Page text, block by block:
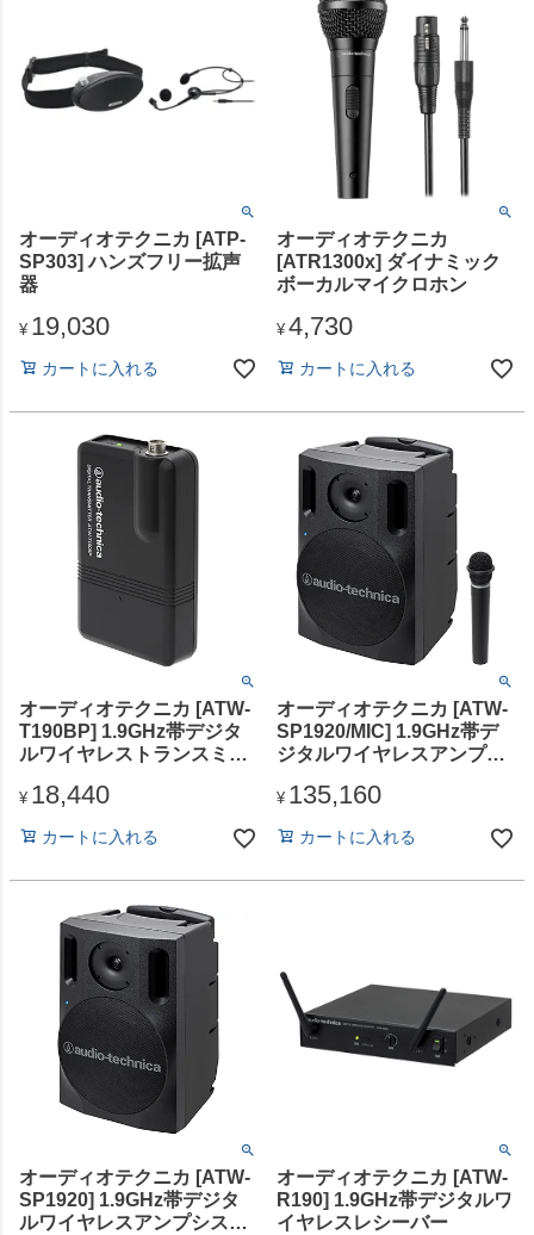
オーディオテクニカ [ATP-
SP303] ハンズフリー拡声
器
¥ 19,030
カートに入れる
オーディオテクニカ
[ATR1300x] ダイナミック
ボーカルマイクロホン
¥ 4,730
カートに入れる
オーディオテクニカ [ATW-
T190BP] 1.9GHz帯デジタ
ルワイヤレストランスミッ
¥ 18,440
カートに入れる
オーディオテクニカ [ATW-
SP1920/MIC] 1.9GHz帯デ
ジタルワイヤレスアンプシ
¥ 135,160
カートに入れる
オーディオテクニカ [ATW-
SP1920] 1.9GHz帯デジタ
ルワイヤレスアンプシステ
オーディオテクニカ [ATW-
R190] 1.9GHz帯デジタルワ
イヤレスレシーバー